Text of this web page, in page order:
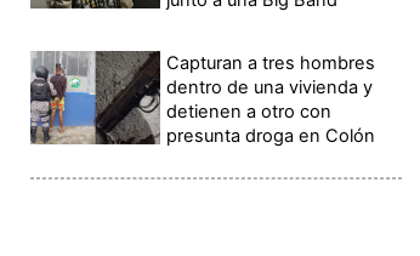
Capturan a tres hombres
dentro de una vivienda y
detienen a otro con
presunta droga en Colón